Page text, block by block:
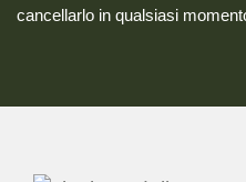
cancellarlo in qualsiasi